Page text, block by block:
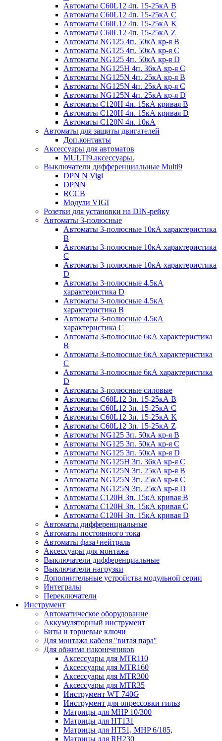
Автоматы C60L12 4п. 15-25кА B
Автоматы C60L12 4п. 15-25кА C
Автоматы C60L12 4п. 15-25кА K
Автоматы C60L12 4п. 15-25кА Z
Автоматы NG125 4п. 50кА кр-я B
Автоматы NG125 4п. 50кА кр-я C
Автоматы NG125 4п. 50кА кр-я D
Автоматы NG125H 4п. 36кА кр-я C
Автоматы NG125N 4п. 25кА кр-я B
Автоматы NG125N 4п. 25кА кр-я C
Автоматы NG125N 4п. 25кА кр-я D
Автоматы С120H 4п. 15кА кривая B
Автоматы С120H 4п. 15кА кривая D
Автоматы С120N 4п. 10кА
Автоматы для защиты двигателей
Доп.контакты
Аксессуары для автоматов
MULTI9.аксессуары.
Выключатели дифференциальные Multi9
DPN N Vigi
DPNN
RCCB
Модули VIGI
Розетки для установки на DIN-рейку
Автоматы 3-полюсные
Автоматы 3-полюсные 10кА характеристика
B
Автоматы 3-полюсные 10кА характеристика
C
Автоматы 3-полюсные 10кА характеристика
D
Автоматы 3-полюсные 4.5кА
характеристика D
Автоматы 3-полюсные 4.5кА
характеристика В
Автоматы 3-полюсные 4.5кА
характеристика С
Автоматы 3-полюсные 6кА характеристика
B
Автоматы 3-полюсные 6кА характеристика
C
Автоматы 3-полюсные 6кА характеристика
D
Автоматы 3-полюсные силовые
Автоматы C60L12 3п. 15-25кА B
Автоматы C60L12 3п. 15-25кА C
Автоматы C60L12 3п. 15-25кА K
Автоматы C60L12 3п. 15-25кА Z
Автоматы NG125 3п. 50кА кр-я B
Автоматы NG125 3п. 50кА кр-я C
Автоматы NG125 3п. 50кА кр-я D
Автоматы NG125H 3п. 36кА кр-я C
Автоматы NG125N 3п. 25кА кр-я B
Автоматы NG125N 3п. 25кА кр-я C
Автоматы NG125N 3п. 25кА кр-я D
Автоматы С120Н 3п. 15кА кривая B
Автоматы С120Н 3п. 15кА кривая C
Автоматы С120Н 3п. 15кА кривая D
Автоматы дифференциальные
Автоматы постоянного тока
Автоматы фаза+нейтраль
Аксессуары для монтажа
Выключатели дифференциальные
Выключатели нагрузки
Дополнительные устройства модульной серии
Интегралы
Переключатели
Инструмент
Автоматическое оборудование
Аккумуляторный инструмент
Биты и торцевые ключи
Для монтажа кабеля "витая пара"
Для обжима наконечников
Аксессуары для MTR110
Аксессуары для MTR160
Аксессуары для MTR300
Аксессуары для MTR35
Инструмент WT 740G
Инструмент для опрессовки гильз
Матрицы для MHP 10/300
Матрицы для НТ131
Матрицы для НТ51, MHP 6/185,
Матрицы для RH230